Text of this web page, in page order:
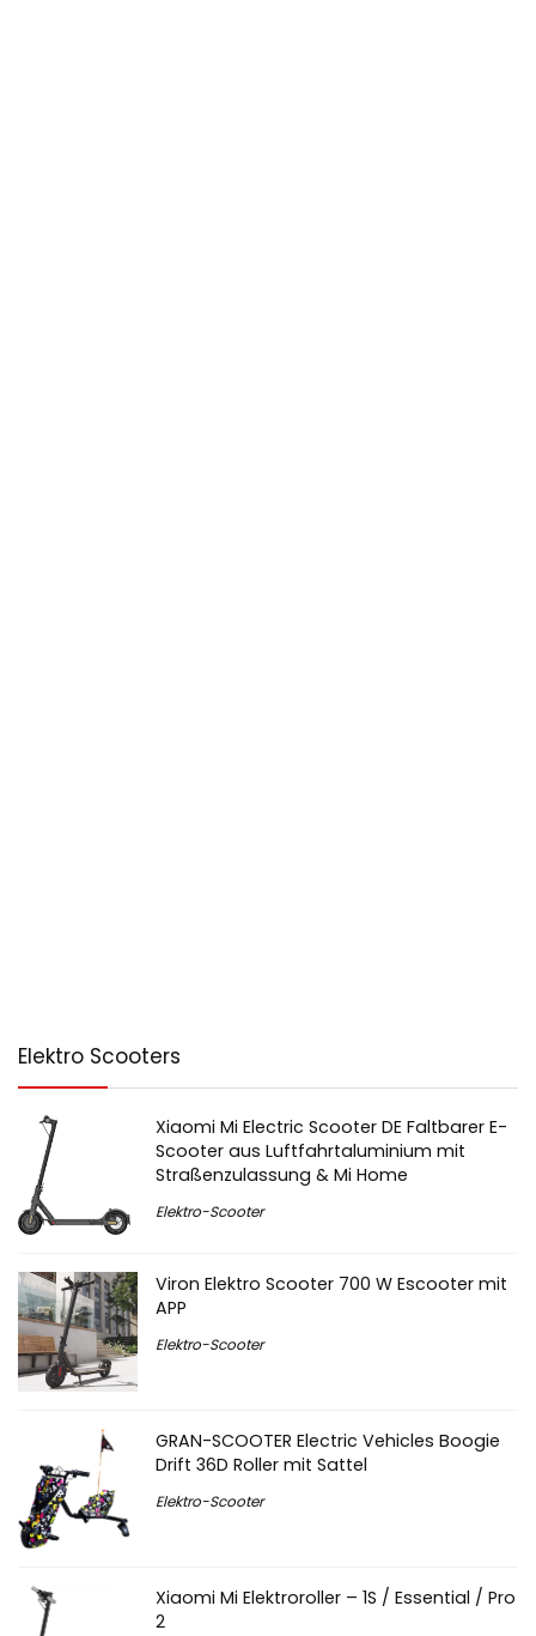
Elektro Scooters
Xiaomi Mi Electric Scooter DE Faltbarer E-
Scooter aus Luftfahrtaluminium mit
Straßenzulassung & Mi Home
Elektro-Scooter
Viron Elektro Scooter 700 W Escooter mit
APP
Elektro-Scooter
GRAN-SCOOTER Electric Vehicles Boogie
Drift 36D Roller mit Sattel
Elektro-Scooter
Xiaomi Mi Elektroroller – 1S / Essential / Pro
2